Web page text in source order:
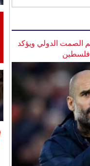
الصمت الدولي ويؤكد
فلسطين